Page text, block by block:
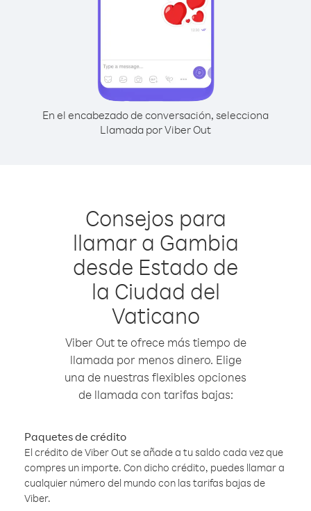
En el encabezado de conversación, selecciona
Llamada por Viber Out
Consejos para
llamar a Gambia
desde Estado de
la Ciudad del
Vaticano
Viber Out te ofrece más tiempo de
llamada por menos dinero. Elige
una de nuestras flexibles opciones
de llamada con tarifas bajas:
Paquetes de crédito
El crédito de Viber Out se añade a tu saldo cada vez que
compres un importe. Con dicho crédito, puedes llamar a
cualquier número del mundo con las tarifas bajas de
Viber.